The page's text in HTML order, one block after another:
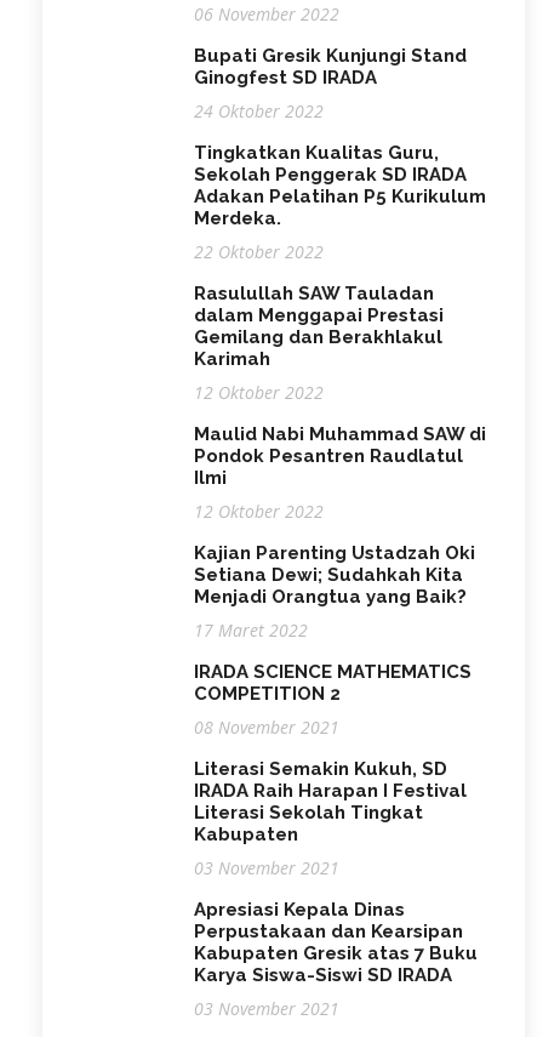
06 November 2022
Bupati Gresik Kunjungi Stand
Ginogfest SD IRADA
24 Oktober 2022
Tingkatkan Kualitas Guru,
Sekolah Penggerak SD IRADA
Adakan Pelatihan P5 Kurikulum
Merdeka.
22 Oktober 2022
Rasulullah SAW Tauladan
dalam Menggapai Prestasi
Gemilang dan Berakhlakul
Karimah
12 Oktober 2022
Maulid Nabi Muhammad SAW di
Pondok Pesantren Raudlatul
Ilmi
12 Oktober 2022
Kajian Parenting Ustadzah Oki
Setiana Dewi; Sudahkah Kita
Menjadi Orangtua yang Baik?
17 Maret 2022
IRADA SCIENCE MATHEMATICS
COMPETITION 2
08 November 2021
Literasi Semakin Kukuh, SD
IRADA Raih Harapan I Festival
Literasi Sekolah Tingkat
Kabupaten
03 November 2021
Apresiasi Kepala Dinas
Perpustakaan dan Kearsipan
Kabupaten Gresik atas 7 Buku
Karya Siswa-Siswi SD IRADA
03 November 2021